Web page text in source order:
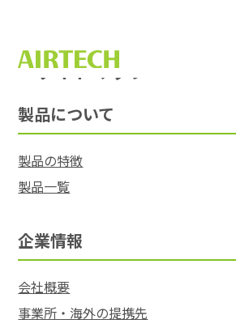
サイトマップ
製品について
製品の特徴
製品一覧
企業情報
会社概要
事業所・海外の提携先